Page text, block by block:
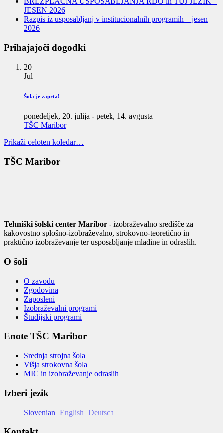
JESEN 2026
Razpis iz usposabljanj v institucionalnih programih – jesen
2026
Prihajajoči dogodki
20
Jul
Šola je zaprta!
ponedeljek, 20. julija - petek, 14. avgusta
TŠC Maribor
Prikaži celoten koledar…
TŠC Maribor
Tehniški šolski center Maribor - izobraževalno središče za
kakovostno splošno-izobraževalno, strokovno-teoretično in
praktično izobraževanje ter usposabljanje mladine in odraslih.
O šoli
O zavodu
Zgodovina
Zaposleni
Izobraževalni programi
Študijski programi
Enote TŠC Maribor
Srednja strojna šola
Višja strokovna šola
MIC in izobraževanje odraslih
Izberi jezik
Slovenian English Deutsch